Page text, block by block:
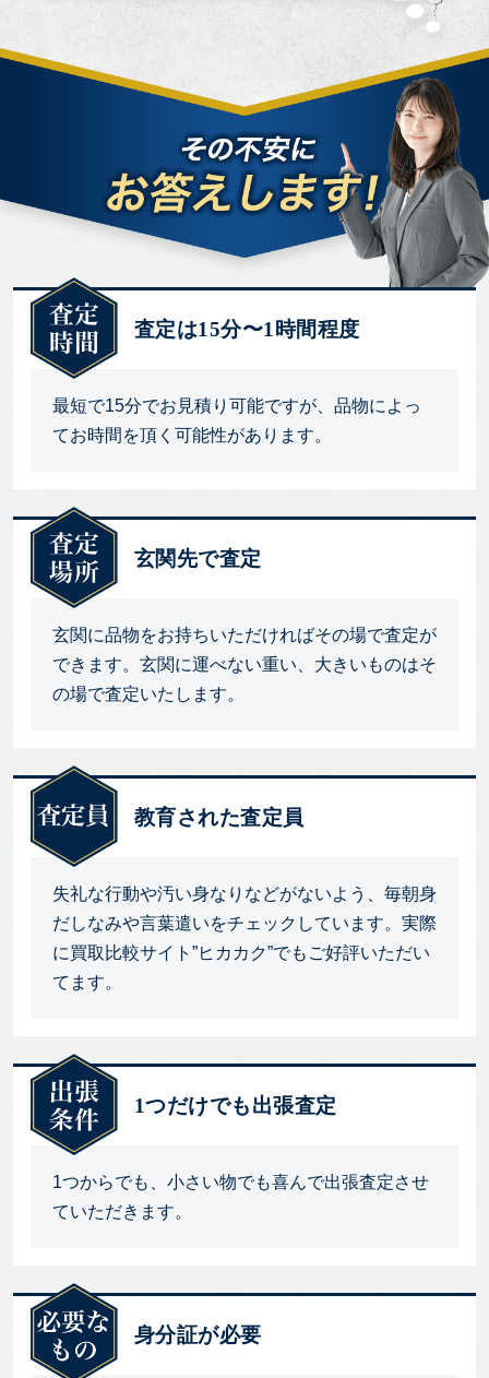
査定は15分〜1時間程度
最短で15分でお見積り可能ですが、品物によっ
てお時間を頂く可能性があります。
玄関先で査定
玄関に品物をお持ちいただければその場で査定が
できます。玄関に運べない重い、大きいものはそ
の場で査定いたします。
教育された査定員
失礼な行動や汚い身なりなどがないよう、毎朝身
だしなみや言葉遣いをチェックしています。実際
に買取比較サイト”ヒカカク”でもご好評いただい
てます。
1つだけでも出張査定
1つからでも、小さい物でも喜んで出張査定させ
ていただきます。
身分証が必要